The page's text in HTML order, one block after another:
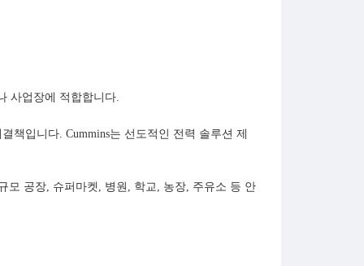
사업장에 적합합니다.
책입니다. Cummins는 선도적인 전력 솔루션 제
모 공장, 슈퍼마켓, 병원, 학교, 농장, 주유소 등 안